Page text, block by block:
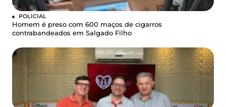
POLICIAL
Homem é preso com 600 maços de cigarros
contrabandeados em Salgado Filho